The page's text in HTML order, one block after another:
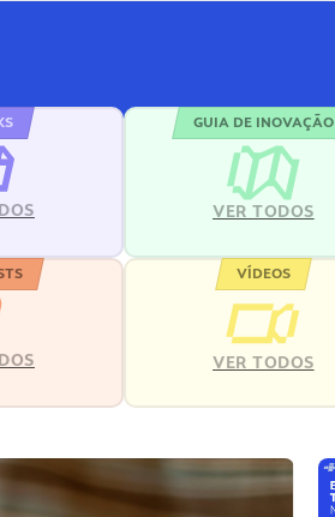
GUIA DE INOVAÇÃO
VER TODOS
VÍDEOS
VER TODOS